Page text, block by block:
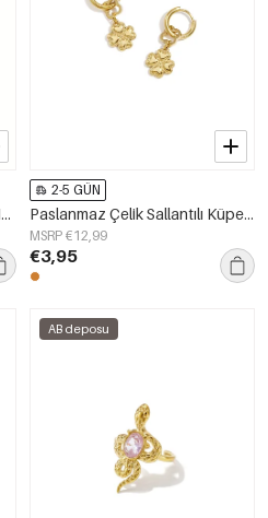
Paslanmaz Çelikten Yapılmış Hayvan Figürlü Sade Günlük Kullanım İçin Şık Yüzükler Kadın Takıları
2-5 GÜN
Paslanmaz Çelik Sallantılı Küpe, Yonca Şeklinde, Sade, Günlük Kullanım İçin, Sade Seri, Kadın Takıları
MSRP €12,99
€3,95
AB deposu